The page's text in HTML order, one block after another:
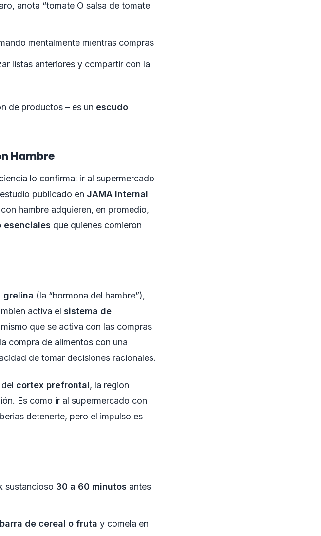
anota “tomate O salsa de tomate
mentalmente mientras compras
listas anteriores y compartir con la
de productos – es un escudo
Hambre
lo confirma: ir al supermercado
publicado en JAMA Internal
hambre adquieren, en promedio,
esenciales que quienes comieron
grelina (la “hormona del hambre”),
activa el sistema de
que se activa con las compras
compra de alimentos con una
de tomar decisiones racionales.
cortex prefrontal, la region
Es como ir al supermercado con
detenerte, pero el impulso es
sustancioso 30 a 60 minutos antes
barra de cereal o fruta y comela en